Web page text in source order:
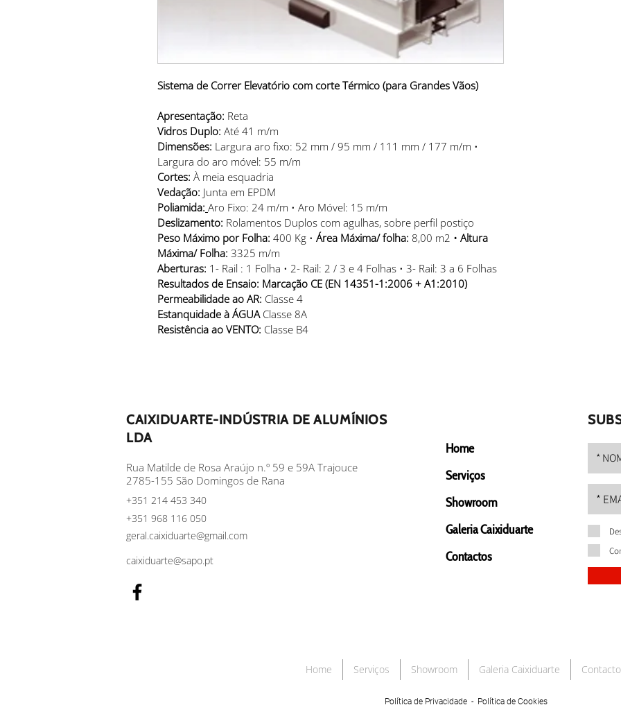
Sistema de Correr Elevatório com corte Térmico (para Grandes Vãos)
Apresentação: Reta
Vidros Duplo: Até 41 m/m
Dimensões: Largura aro fixo: 52 mm / 95 mm / 111 mm / 177 m/m •
Largura do aro móvel: 55 m/m
Cortes: À meia esquadria
Vedação: Junta em EPDM
Poliamida: Aro Fixo: 24 m/m • Aro Móvel: 15 m/m
Deslizamento: Rolamentos Duplos com agulhas, sobre perfil postiço
Peso Máximo por Folha: 400 Kg • Área Máxima/ folha: 8,00 m2 • Altura
Máxima/ Folha: 3325 m/m
Aberturas: 1- Rail : 1 Folha • 2- Rail: 2 / 3 e 4 Folhas • 3- Rail: 3 a 6 Folhas
Resultados de Ensaio: Marcação CE (EN 14351-1:2006 + A1:2010)
Permeabilidade ao AR: Classe 4
Estanquidade à ÁGUA Classe 8A
Resistência ao VENTO: Classe B4
CAIXIDUARTE-INDÚSTRIA DE ALUMÍNIOS
LDA
Rua Matilde de Rosa Araújo n.º 59 e 59A Trajouce
2785-155 São Domingos de Rana
+351 214 453 340
+351 968 116 050
geral.caixiduarte@gmail.com
caixiduarte@sapo.pt
Home
Serviços
Showroom
Galeria Caixiduarte
Contactos
Home Serviços Showroom Galeria Caixiduarte
Política de Privacidade- Política de Cookies